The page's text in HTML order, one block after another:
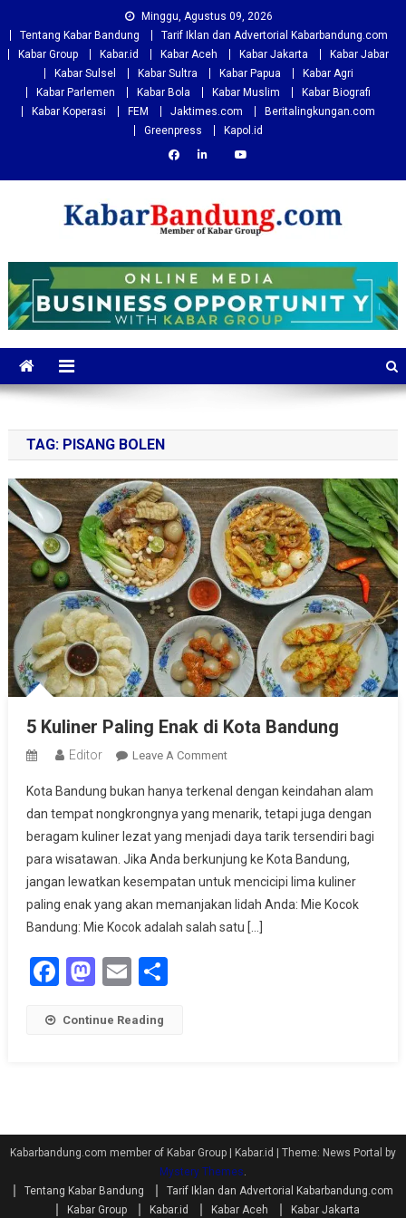
to
content
Minggu, Agustus 09, 2026
Tentang Kabar Bandung
Tarif Iklan dan Advertorial Kabarbandung.com
Kabar Group
Kabar.id Kabar Aceh Kabar Jakarta
Kabar Jabar
Kabar Sulsel
Kabar Sultra Kabar Papua
Kabar Agri
Kabar Parlemen
Kabar Bola Kabar Muslim
Kabar Biografi
Kabar Koperasi
FEM Jaktimes.com
Beritalingkungan.com
Greenpress
Kapol.id
Kabarbandung.com
TAG: PISANG BOLEN
5 Kuliner Paling Enak di Kota Bandung
Editor Leave A CommentOn
Kuliner
Paling
Enak
Di
Kota
Bandung
Kota Bandung bukan hanya terkenal dengan keindahan alam
dan tempat nongkrongnya yang menarik, tetapi juga dengan
beragam kuliner lezat yang menjadi daya tarik tersendiri bagi
para wisatawan. Jika Anda berkunjung ke Kota Bandung,
jangan lewatkan kesempatan untuk mencicipi lima kuliner
paling enak yang akan memanjakan lidah Anda: Mie Kocok
Bandung: Mie Kocok adalah salah satu […]
Facebook
Mastodon
Email
Continue Reading
Kabarbandung.com member of Kabar Group | Kabar.id
Theme: News Portal by
Mystery Themes.
Tentang Kabar Bandung
Tarif Iklan dan Advertorial Kabarbandung.com
Kabar Group
Kabar.id Kabar Aceh Kabar Jakarta